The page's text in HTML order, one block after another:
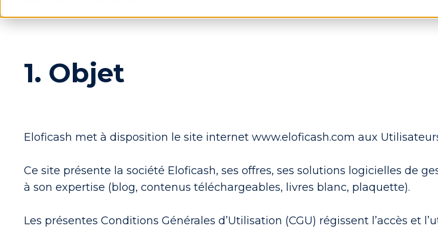
1. Objet
Eloficash met à disposition le site internet www.eloficash.com aux
Ce site présente la société Eloficash, ses offres, ses solutions logicielles de
à son expertise (blog, contenus téléchargeables, livres blanc, plaquette).
Les présentes Conditions Générales d’Utilisation (CGU) régissent l’accès et